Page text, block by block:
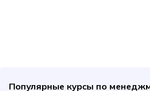
Популярные курсы по